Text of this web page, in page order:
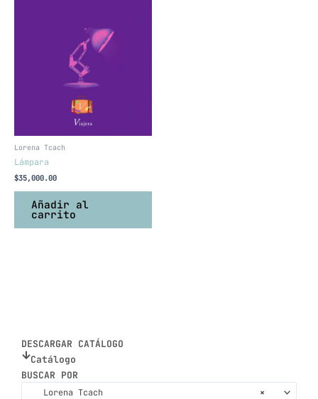
DESCARGAR CATÁLOGO
Catálogo
BUSCAR POR
×
Lorena Tcach
Lorena Tcach
Lámpara
$35,000.00
Añadir al
carrito